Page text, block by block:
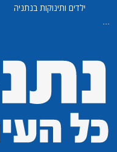
ילדים ותינוקות בנתניה
...